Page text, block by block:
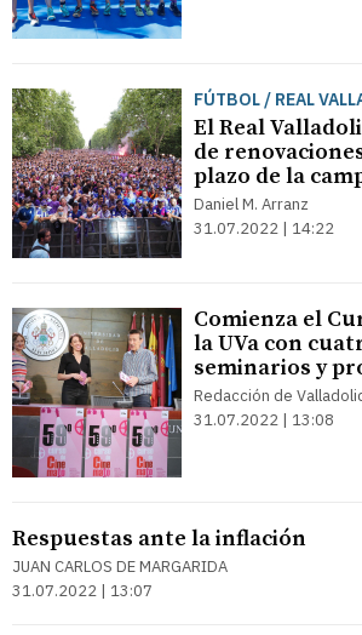
FÚTBOL / REAL
El Real
de
plazo de la
Daniel M. Arranz
31.07.2022 | 14:22
Comienza el
la UVa con
seminarios y
Redacción de
31.07.2022 | 13:08
Respuestas ante la inflación
JUAN CARLOS DE MARGARIDA
31.07.2022 | 13:07